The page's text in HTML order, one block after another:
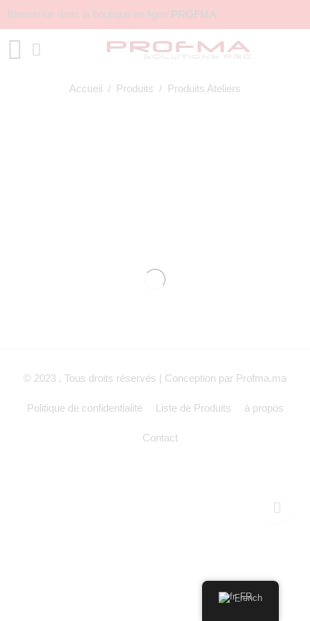
Bienvenue dans la boutique en ligne PROFMA
Accueil / Produits / Produits Ateliers
© 2023 , Tous droits réservés | Conception par Profma.ma
Politique de confidentialité Liste de Produits à propos
Contact
French